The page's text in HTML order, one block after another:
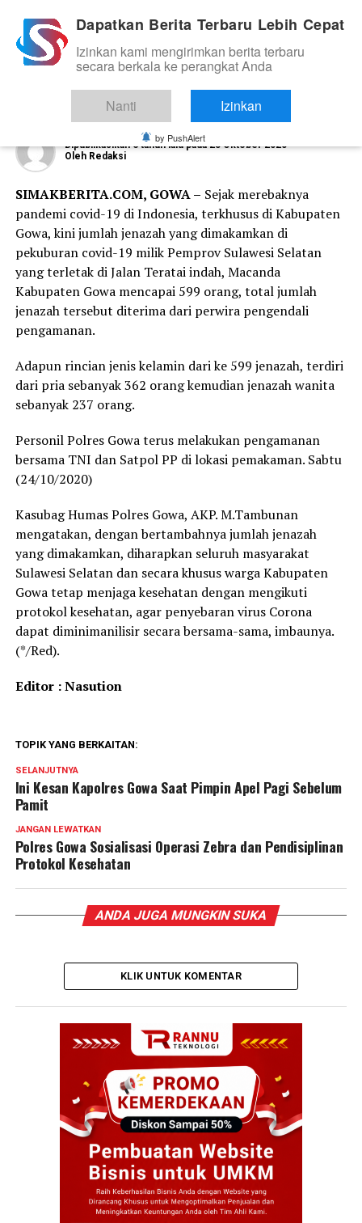
TNI DAN POLRI
Polres Gowa Himbau Warga, Patuhi
Protokol Kesehatan
Dipublikasikan 6 tahun lalu pada 25 Oktober 2020
Oleh Redaksi
SIMAKBERITA.COM, GOWA – Sejak merebaknya
pandemi covid-19 di Indonesia, terkhusus di Kabupaten
Gowa, kini jumlah jenazah yang dimakamkan di
pekuburan covid-19 milik Pemprov Sulawesi Selatan
yang terletak di Jalan Teratai indah, Macanda
Kabupaten Gowa mencapai 599 orang, total jumlah
jenazah tersebut diterima dari perwira pengendali
pengamanan.
Adapun rincian jenis kelamin dari ke 599 jenazah, terdiri
dari pria sebanyak 362 orang kemudian jenazah wanita
sebanyak 237 orang.
Personil Polres Gowa terus melakukan pengamanan
bersama TNI dan Satpol PP di lokasi pemakaman. Sabtu
(24/10/2020)
Kasubag Humas Polres Gowa, AKP. M.Tambunan
mengatakan, dengan bertambahnya jumlah jenazah
yang dimakamkan, diharapkan seluruh masyarakat
Sulawesi Selatan dan secara khusus warga Kabupaten
Gowa tetap menjaga kesehatan dengan mengikuti
protokol kesehatan, agar penyebaran virus Corona
dapat diminimanilisir secara bersama-sama, imbaunya.
(*/Red).
Editor : Nasution
TOPIK YANG BERKAITAN:
SELANJUTNYA
Ini Kesan Kapolres Gowa Saat Pimpin Apel Pagi Sebelum
Pamit
JANGAN LEWATKAN
Polres Gowa Sosialisasi Operasi Zebra dan Pendisiplinan
Protokol Kesehatan
ANDA JUGA MUNGKIN SUKA
KLIK UNTUK KOMENTAR
Dapatkan Berita Terbaru Lebih Cepat
Izinkan kami mengirimkan berita terbaru
secara berkala ke perangkat Anda
Nanti Izinkan
by PushAlert